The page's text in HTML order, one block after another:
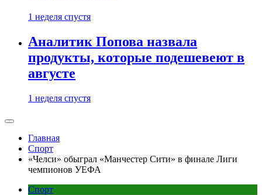
1 неделя спустя
Аналитик Попова назвала
продукты, которые подешевеют в
августе
1 неделя спустя
Главная
Спорт
«Челси» обыграл «Манчестер Сити» в финале Лиги
чемпионов УЕФА
Спорт